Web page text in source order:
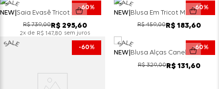
60%
NEW Saia Evasê Tricot - Chumbo
R$ 739,00R$ 295,60
2x de R$ 147,80 sem juros
60%
NEW Blusa Em Tricot Manga Curta Tricot Lore - Preto
R$ 459,00R$ 183,60
60% 60%
NEW Blusa Alças Canelado Tricot - Verde
R$ 329,00R$ 131 ,60